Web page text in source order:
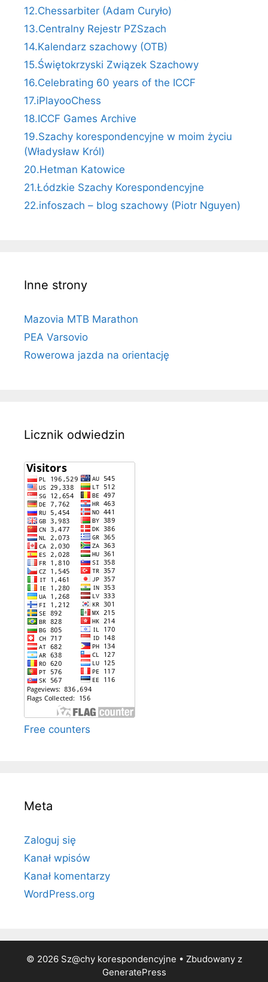
12.Chessarbiter (Adam Curyło)
13.Centralny Rejestr PZSzach
14.Kalendarz szachowy (OTB)
15.Świętokrzyski Związek Szachowy
16.Celebrating 60 years of the ICCF
17.iPlayooChess
18.ICCF Games Archive
19.Szachy korespondencyjne w moim życiu
(Władysław Król)
20.Hetman Katowice
21.Łódzkie Szachy Korespondencyjne
22.infoszach – blog szachowy (Piotr Nguyen)
Inne strony
Mazovia MTB Marathon
PEA Varsovio
Rowerowa jazda na orientację
Licznik odwiedzin
Free counters
Meta
Zaloguj się
Kanał wpisów
Kanał komentarzy
WordPress.org
© 2026 Sz@chy korespondencyjne • Zbudowany z
GeneratePress